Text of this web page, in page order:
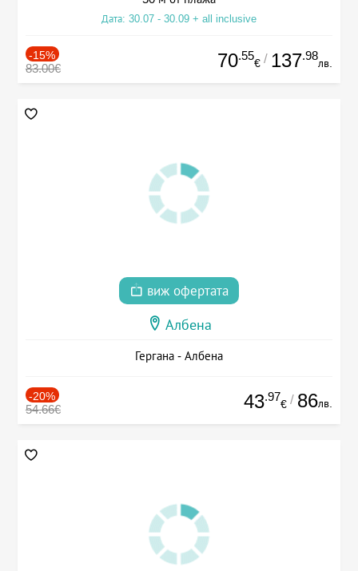
Дата: 30.07 - 30.09 + all inclusive
-15%
83.00€ 70.55
€ / 137.98
лв.
виж офертата
Албена
Гергана - Албена
-20%
54.66€ 43.97
€ / 86лв.